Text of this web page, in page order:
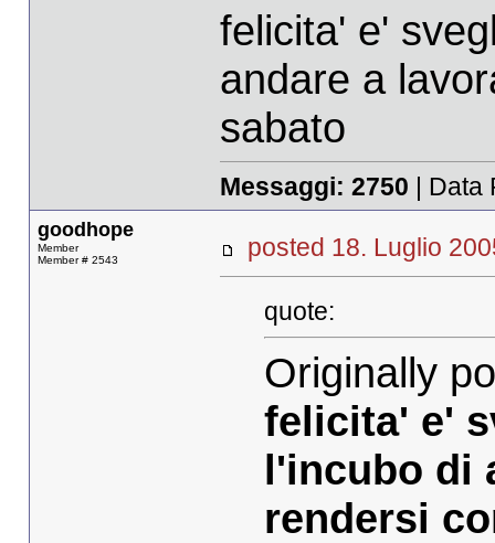
felicita' e'
andare a
sabato
Messaggi: 2750 | Data
goodhope
Member
Member # 2543
posted 18. Luglio
quote:
Originally
felicita' e'
l'incubo di
rendersi